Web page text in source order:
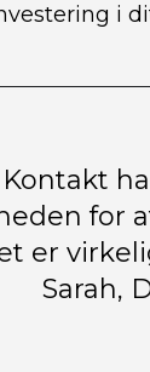
i
for
er
Sarah,